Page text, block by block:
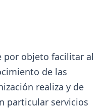
por objeto facilitar al
de las
realiza y de
particular servicios